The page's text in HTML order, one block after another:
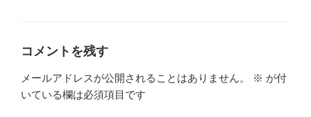
コメントを残す
メールアドレスが公開されることはありません。 ※ が付
いている欄は必須項目です